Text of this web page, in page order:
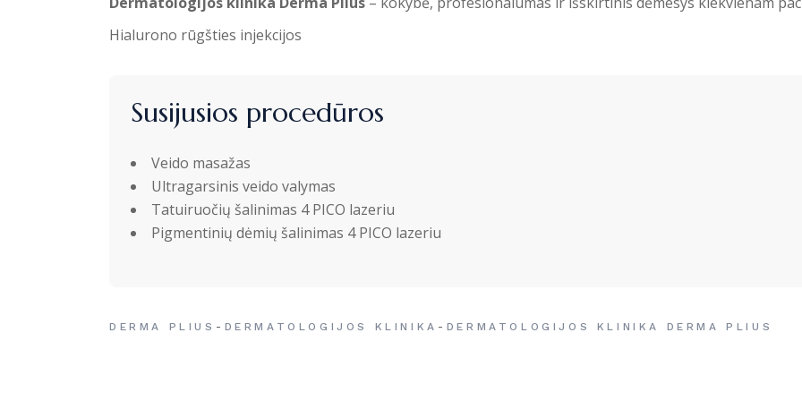
Hialurono rūgšties injekcijos
Susijusios procedūros
Veido masažas
Ultragarsinis veido valymas
Tatuiruočių šalinimas 4 PICO lazeriu
Pigmentinių dėmių šalinimas 4 PICO lazeriu
DERMA PLIUS - DERMATOLOGIJOS KLINIKA - DERMATOLOGIJOS KLINIKA DERMA PLIUS